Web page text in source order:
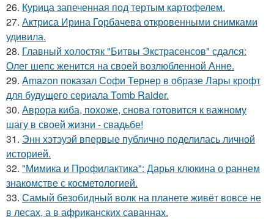
26. Курица запеченная под тертым картофелем.
27. Актриса Ирина Горбачева откровенными снимками
удивила.
28. Главный холостяк "Битвы Экстрасенсов" сдался:
Олег шепс женится на своей возлюбленной Анне.
29. Amazon показал Софи Тернер в образе Лары крофт
для будущего сериала Tomb Raider.
30. Аврора киба, похоже, снова готовится к важному
шагу в своей жизни - свадьбе!
31. Энн хэтэуэй впервые публично поделилась личной
историей.
32. "Мимика и Профилактика": Дарья клюкина о раннем
знакомстве с косметологией.
33. Самый безобидный волк на планете живёт вовсе не
в лесах, а в африканских саваннах.